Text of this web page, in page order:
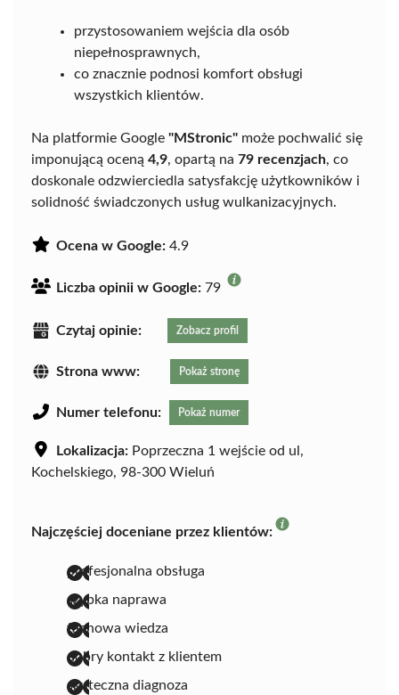
przystosowaniem wejścia dla osób
niepełnosprawnych,
co znacznie podnosi komfort obsługi
wszystkich klientów.
Na platformie Google "MStronic" może pochwalić się
imponującą oceną 4,9, opartą na 79 recenzjach, co
doskonale odzwierciedla satysfakcję użytkowników i
solidność świadczonych usług wulkanizacyjnych.
Ocena w Google: 4.9
Liczba opinii w Google: 79
Czytaj opinie: Zobacz profil
Strona www: Pokaż stronę
Numer telefonu: Pokaż numer
Lokalizacja: Poprzeczna 1 wejście od ul,
Kochelskiego, 98-300 Wieluń
Najczęściej doceniane przez klientów:
profesjonalna obsługa
szybka naprawa
fachowa wiedza
dobry kontakt z klientem
skuteczna diagnoza